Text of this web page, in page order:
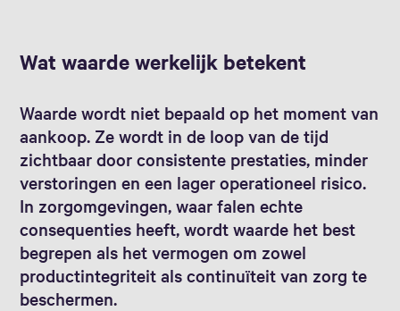
Wat waarde werkelijk betekent
Waarde wordt niet bepaald op het moment van
aankoop. Ze wordt in de loop van de tijd
zichtbaar door consistente prestaties, minder
verstoringen en een lager operationeel risico.
In zorgomgevingen, waar falen echte
consequenties heeft, wordt waarde het best
begrepen als het vermogen om zowel
productintegriteit als continuïteit van zorg te
beschermen.